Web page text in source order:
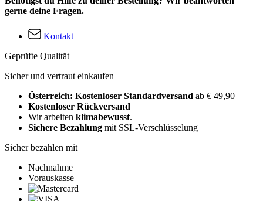
gerne deine Fragen.
Kontakt
Geprüfte Qualität
Sicher und vertraut einkaufen
Österreich: Kostenloser Standardversand ab € 49,90
Kostenloser Rückversand
Wir arbeiten klimabewusst.
Sichere Bezahlung mit SSL-Verschlüsselung
Sicher bezahlen mit
Nachnahme
Vorauskasse